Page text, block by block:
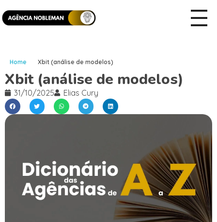
Home Xbit (análise de modelos)
Xbit (análise de modelos)
31/10/2025 Elias Cury